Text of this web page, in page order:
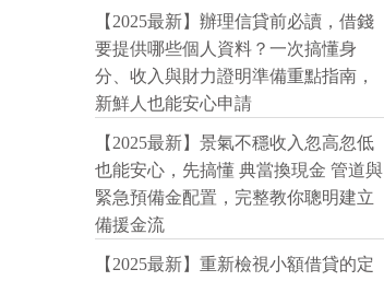
【2025最新】辦理信貸前必讀，借錢
要提供哪些個人資料？一次搞懂身
分、收入與財力證明準備重點指南，
新鮮人也能安心申請
【2025最新】景氣不穩收入忽高忽低
也能安心，先搞懂 典當換現金 管道與
緊急預備金配置，完整教你聰明建立
備援金流
【2025最新】重新檢視小額借貸的定